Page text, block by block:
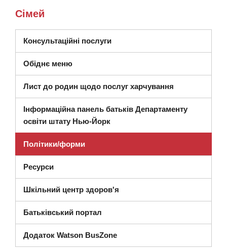
Сімей
Консультаційні послуги(відкриється в новому вікні)
Обіднє меню
Лист до родин щодо послуг харчування
Інформаційна панель батьків Департаменту
освіти штату Нью-Йорк(відкриється в новому вікні)
Політики/форми
Ресурси
Шкільний центр здоров'я
Батьківський портал
Додаток Watson BusZone